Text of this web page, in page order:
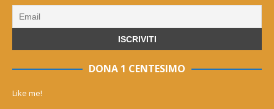
DONA 1 CENTESIMO
Like me!